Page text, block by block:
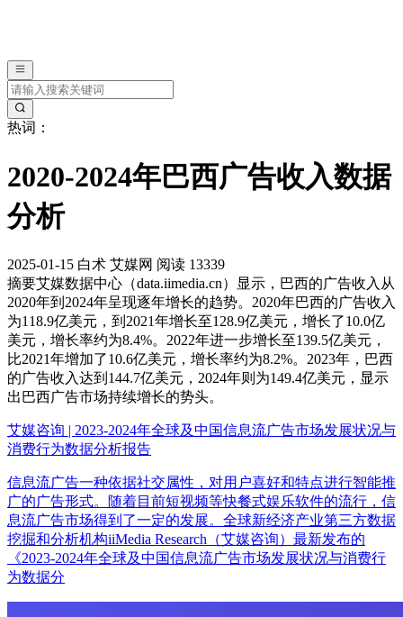
热词：
2020-2024年巴西广告收入数据
分析
2025-01-15 白术 艾媒网 阅读 13339
摘要艾媒数据中心（data.iimedia.cn）显示，巴西的广告收入从
2020年到2024年呈现逐年增长的趋势。2020年巴西的广告收入
为118.9亿美元，到2021年增长至128.9亿美元，增长了10.0亿
美元，增长率约为8.4%。2022年进一步增长至139.5亿美元，
比2021年增加了10.6亿美元，增长率约为8.2%。2023年，巴西
的广告收入达到144.7亿美元，2024年则为149.4亿美元，显示
出巴西广告市场持续增长的势头。
艾媒咨询 | 2023-2024年全球及中国信息流广告市场发展状况与
消费行为数据分析报告
信息流广告一种依据社交属性，对用户喜好和特点进行智能推
广的广告形式。随着目前短视频等快餐式娱乐软件的流行，信
息流广告市场得到了一定的发展。全球新经济产业第三方数据
挖掘和分析机构iiMedia Research（艾媒咨询）最新发布的
《2023-2024年全球及中国信息流广告市场发展状况与消费行
为数据分